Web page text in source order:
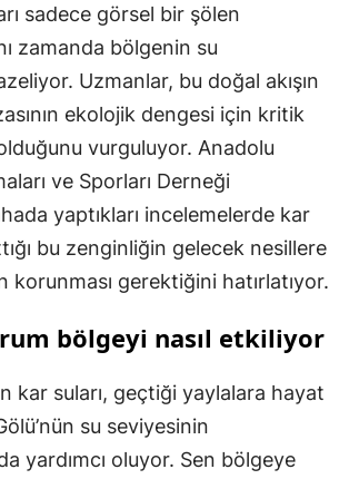
sadece görsel bir şölen
zamanda bölgenin su
Uzmanlar, bu doğal akışın
ekolojik dengesi için kritik
vurguluyor. Anadolu
ve Sporları Derneği
yaptıkları incelemelerde kar
bu zenginliğin gelecek nesillere
korunması gerektiğini hatırlatıyor.
bölgeyi nasıl etkiliyor
kar suları, geçtiği yaylalara hayat
su seviyesinin
yardımcı oluyor. Sen bölgeye